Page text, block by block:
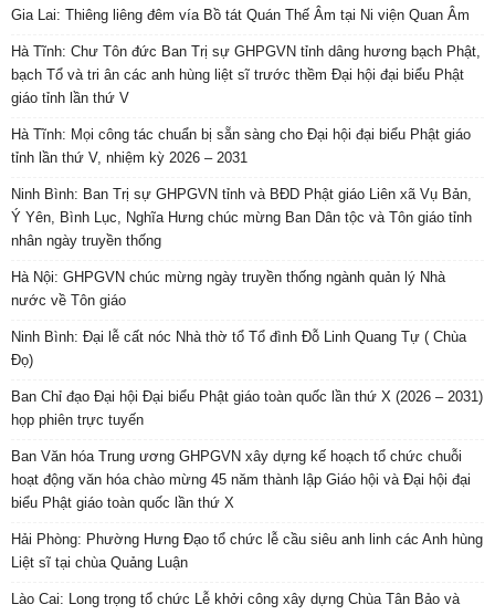
Gia Lai: Thiêng liêng đêm vía Bồ tát Quán Thế Âm tại Ni viện Quan Âm
Hà Tĩnh: Chư Tôn đức Ban Trị sự GHPGVN tỉnh dâng hương bạch Phật,
bạch Tổ và tri ân các anh hùng liệt sĩ trước thềm Đại hội đại biểu Phật
giáo tỉnh lần thứ V
Hà Tĩnh: Mọi công tác chuẩn bị sẵn sàng cho Đại hội đại biểu Phật giáo
tỉnh lần thứ V, nhiệm kỳ 2026 – 2031
Ninh Bình: Ban Trị sự GHPGVN tỉnh và BĐD Phật giáo Liên xã Vụ Bản,
Ý Yên, Bình Lục, Nghĩa Hưng chúc mừng Ban Dân tộc và Tôn giáo tỉnh
nhân ngày truyền thống
Hà Nội: GHPGVN chúc mừng ngày truyền thống ngành quản lý Nhà
nước về Tôn giáo
Ninh Bình: Đại lễ cất nóc Nhà thờ tổ Tổ đình Đỗ Linh Quang Tự ( Chùa
Đọ)
Ban Chỉ đạo Đại hội Đại biểu Phật giáo toàn quốc lần thứ X (2026 – 2031)
họp phiên trực tuyến
Ban Văn hóa Trung ương GHPGVN xây dựng kế hoạch tổ chức chuỗi
hoạt động văn hóa chào mừng 45 năm thành lập Giáo hội và Đại hội đại
biểu Phật giáo toàn quốc lần thứ X
Hải Phòng: Phường Hưng Đạo tổ chức lễ cầu siêu anh linh các Anh hùng
Liệt sĩ tại chùa Quảng Luận
Lào Cai: Long trọng tổ chức Lễ khởi công xây dựng Chùa Tân Bảo và